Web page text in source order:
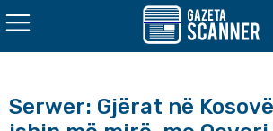
Serwer: Gjërat në